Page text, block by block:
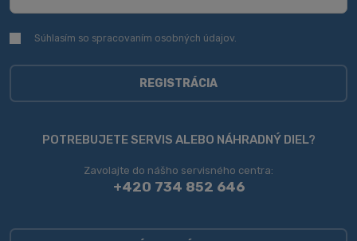
Súhlasím
spracovaním
Súhlasím so spracovaním osobných údajov
REGISTRÁCIA
sa
nepodarilo
POTREBUJETE SERVIS ALEBO NÁHRADNÝ DIEL?
Zavolajte do nášho servisného centra:
+420 734 852 646